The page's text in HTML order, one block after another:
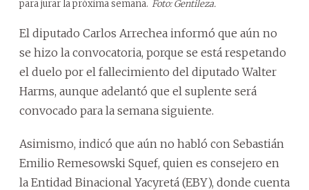
para jurar la próxima semana. Foto: Gentileza.
El diputado Carlos Arrechea informó que aún no
se hizo la convocatoria, porque se está respetando
el duelo por el fallecimiento del diputado Walter
Harms, aunque adelantó que el suplente será
convocado para la semana siguiente.
Asimismo, indicó que aún no habló con Sebastián
Emilio Remesowski Squef, quien es consejero en
la Entidad Binacional Yacyretá (EBY), donde cuenta